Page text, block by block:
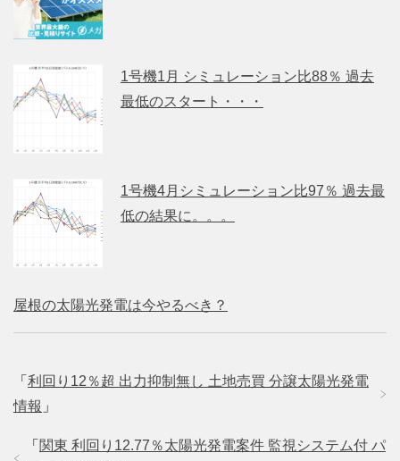
1号機1月 シミュレーション比88％ 過去
最低のスタート・・・
1号機4月シミュレーション比97％ 過去最
低の結果に。。。
屋根の太陽光発電は今やるべき？
「 利回り12％超 出力抑制無し 土地売買 分譲太陽光発電
情報 」
「 関東 利回り12.77％太陽光発電案件 監視システム付 パ